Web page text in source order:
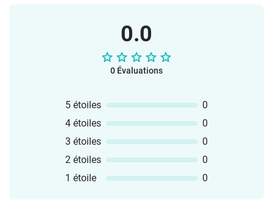
0.0
0 Évaluations
5 étoiles
0
4 étoiles
0
3 étoiles
0
2 étoiles
0
1 étoile
0